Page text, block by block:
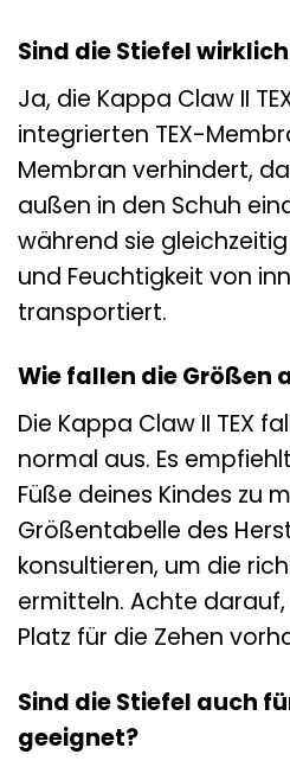
Sind die Stiefel
Ja, die Kappa Claw II
integrierten TEX-
Membran verhindert,
außen in den Schuh
während sie
und Feuchtigkeit von
transportiert.
Wie fallen die Größen
Die Kappa Claw II TEX
normal aus. Es
Füße deines Kindes zu
Größentabelle des
konsultieren, um die
ermitteln. Achte
Platz für die Zehen
Sind die Stiefel auch
geeignet?